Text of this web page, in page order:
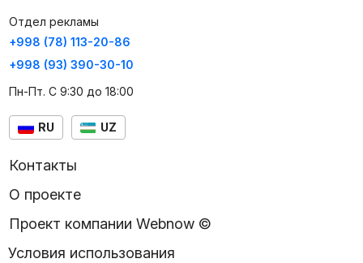
Отдел рекламы
+998 (78) 113-20-86
+998 (93) 390-30-10
Пн-Пт. С 9:30 до 18:00
RU UZ
Контакты
О проекте
Проект компании Webnow ©
Условия использования